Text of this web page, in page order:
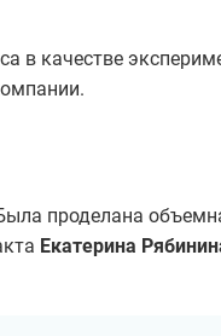
в качестве
проделана
Екатерина